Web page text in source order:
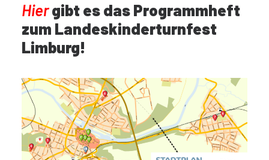
Hiergibt es das Programmheft
zum Landeskinderturnfest
Limburg!